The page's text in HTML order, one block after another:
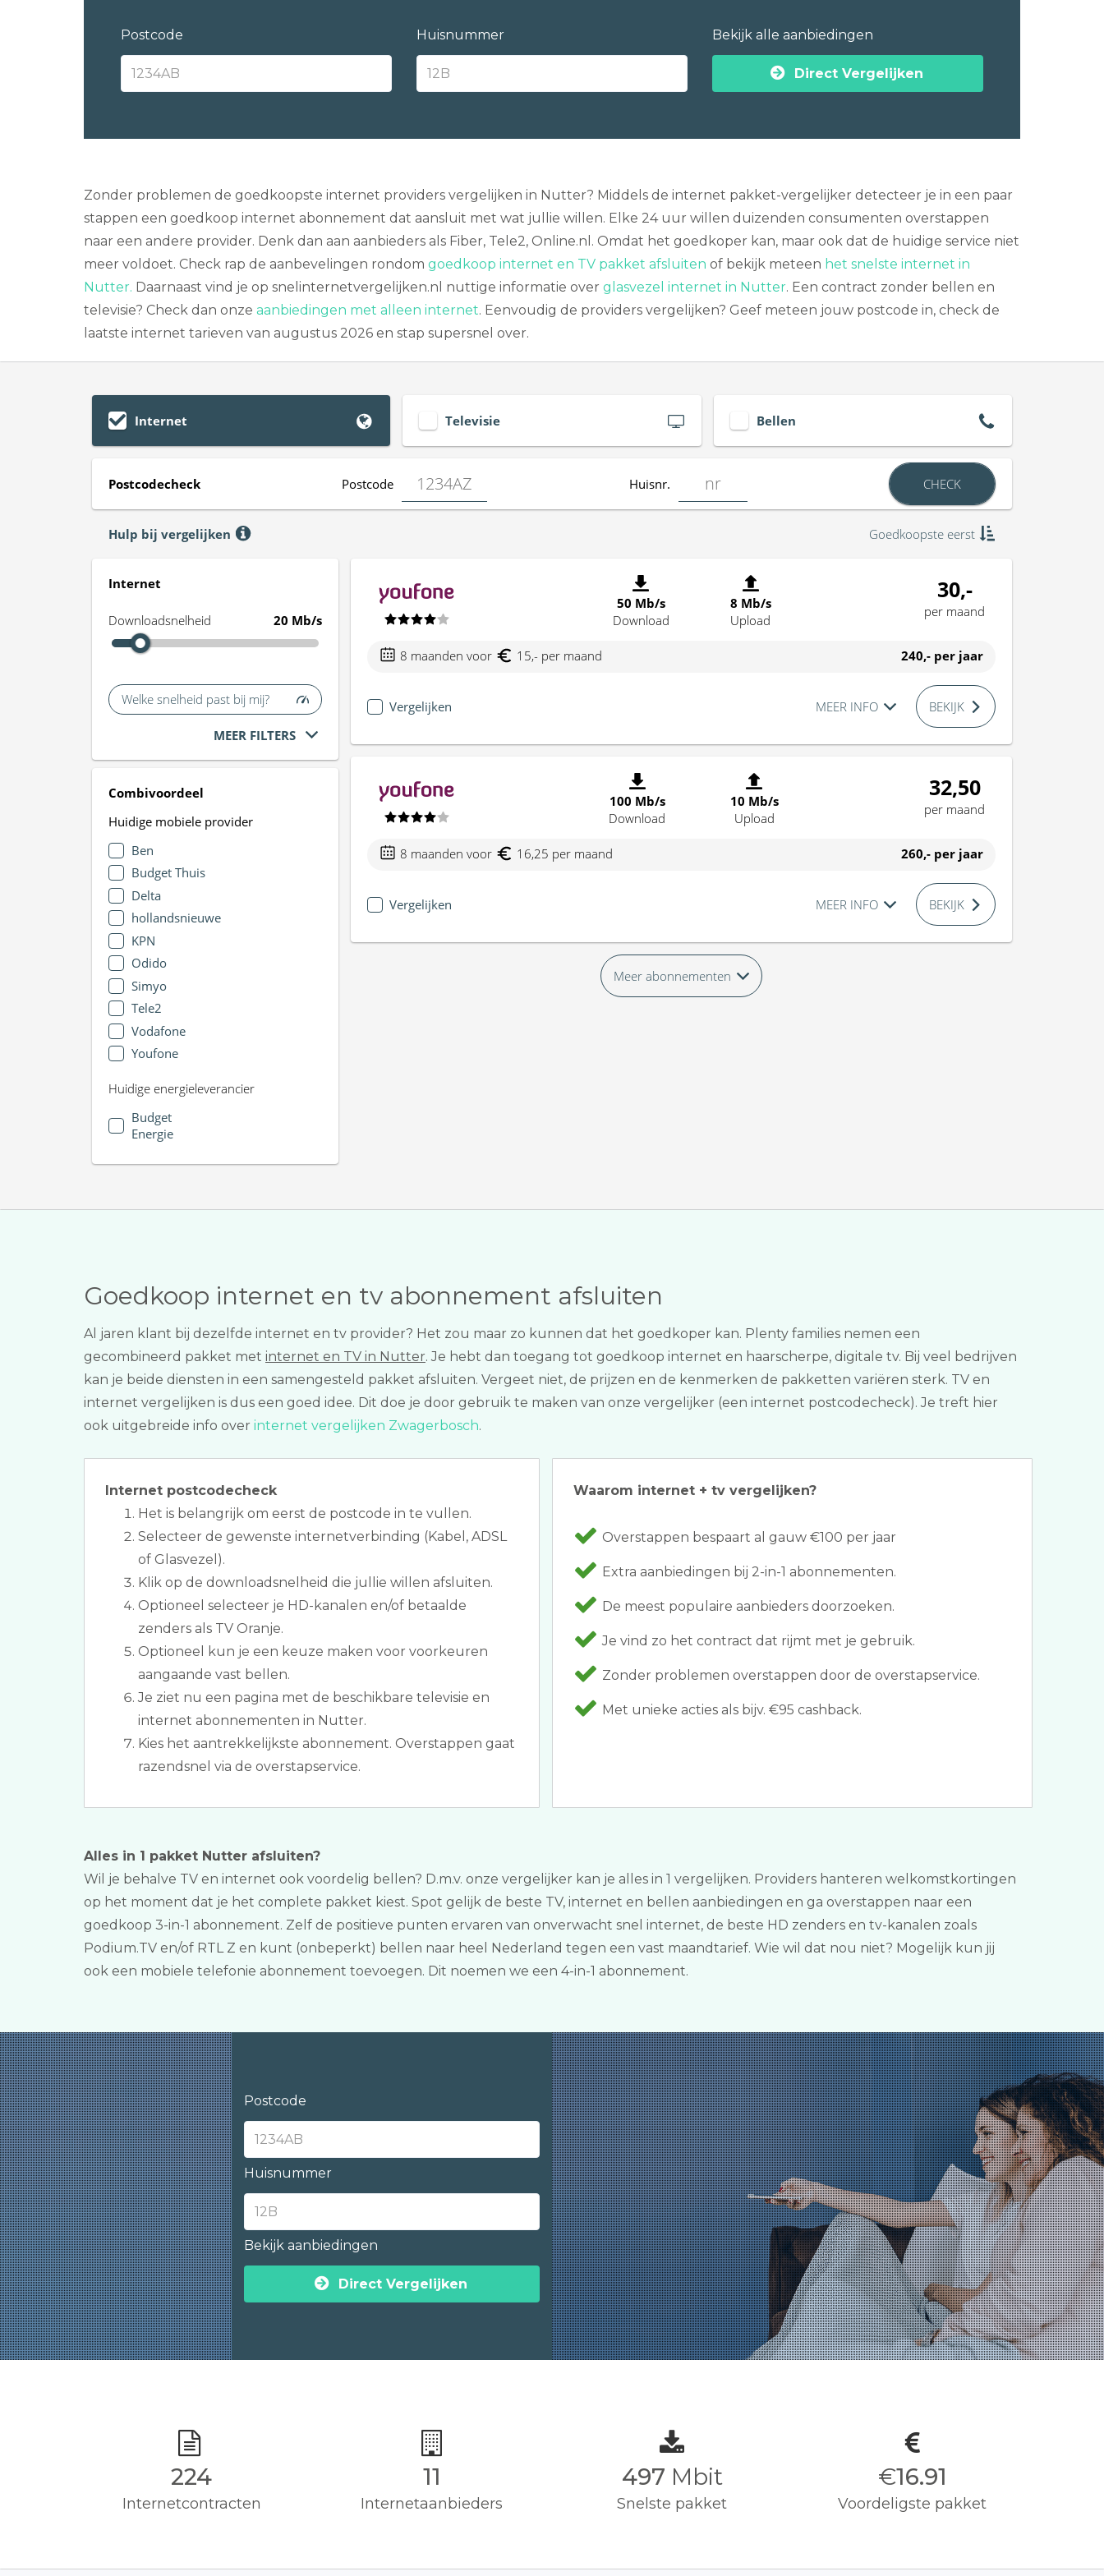
Postcode Huisnummer Bekijk alle aanbiedingen
Direct Vergelijken
Zonder problemen de goedkoopste internet providers vergelijken in Nutter? Middels de internet pakket-vergelijker detecteer je in een paar
stappen een goedkoop internet abonnement dat aansluit met wat jullie willen. Elke 24 uur willen duizenden consumenten overstappen
naar een andere provider. Denk dan aan aanbieders als Fiber, Tele2, Online.nl. Omdat het goedkoper kan, maar ook dat de huidige service niet
meer voldoet. Check rap de aanbevelingen rondom goedkoop internet en TV pakket afsluiten of bekijk meteen het snelste internet in
Nutter. Daarnaast vind je op snelinternetvergelijken.nl nuttige informatie over glasvezel internet in Nutter. Een contract zonder bellen en
televisie? Check dan onze aanbiedingen met alleen internet. Eenvoudig de providers vergelijken? Geef meteen jouw postcode in, check de
laatste internet tarieven van augustus 2026 en stap supersnel over.
Internet Televisie Bellen
Postcodecheck Postcode Huisnr. CHECK
Hulp bij vergelijken Goedkoopste eerst
Internet
Downloadsnelheid 20 Mb/s
Welke snelheid past bij mij?
MEER FILTERS
Combivoordeel
Huidige mobiele provider
Ben
Budget Thuis
Delta
hollandsnieuwe
KPN
Odido
Simyo
Tele2
Vodafone
Youfone
Huidige energieleverancier
Budget
Energie
50 Mb/s
Download
8 Mb/s
Upload
30,-
per maand
8 maanden voor 15,- per maand 240,- per jaar
Vergelijken MEER INFO BEKIJK
100 Mb/s
Download
10 Mb/s
Upload
32,50
per maand
8 maanden voor 16,25 per maand 260,- per jaar
Vergelijken MEER INFO BEKIJK
Meer abonnementen
Goedkoop internet en tv abonnement afsluiten
Al jaren klant bij dezelfde internet en tv provider? Het zou maar zo kunnen dat het goedkoper kan. Plenty families nemen een
gecombineerd pakket met internet en TV in Nutter. Je hebt dan toegang tot goedkoop internet en haarscherpe, digitale tv. Bij veel bedrijven
kan je beide diensten in een samengesteld pakket afsluiten. Vergeet niet, de prijzen en de kenmerken de pakketten variëren sterk. TV en
internet vergelijken is dus een goed idee. Dit doe je door gebruik te maken van onze vergelijker (een internet postcodecheck). Je treft hier
ook uitgebreide info over internet vergelijken Zwagerbosch.
Internet postcodecheck
Het is belangrijk om eerst de postcode in te vullen.
Selecteer de gewenste internetverbinding (Kabel, ADSL
of Glasvezel).
Klik op de downloadsnelheid die jullie willen afsluiten.
Optioneel selecteer je HD-kanalen en/of betaalde
zenders als TV Oranje.
Optioneel kun je een keuze maken voor voorkeuren
aangaande vast bellen.
Je ziet nu een pagina met de beschikbare televisie en
internet abonnementen in Nutter.
Kies het aantrekkelijkste abonnement. Overstappen gaat
razendsnel via de overstapservice.
Waarom internet + tv vergelijken?
Overstappen bespaart al gauw €100 per jaar
Extra aanbiedingen bij 2-in-1 abonnementen.
De meest populaire aanbieders doorzoeken.
Je vind zo het contract dat rijmt met je gebruik.
Zonder problemen overstappen door de overstapservice.
Met unieke acties als bijv. €95 cashback.
Alles in 1 pakket Nutter afsluiten?
Wil je behalve TV en internet ook voordelig bellen? D.m.v. onze vergelijker kan je alles in 1 vergelijken. Providers hanteren welkomstkortingen
op het moment dat je het complete pakket kiest. Spot gelijk de beste TV, internet en bellen aanbiedingen en ga overstappen naar een
goedkoop 3-in-1 abonnement. Zelf de positieve punten ervaren van onverwacht snel internet, de beste HD zenders en tv-kanalen zoals
Podium.TV en/of RTL Z en kunt (onbeperkt) bellen naar heel Nederland tegen een vast maandtarief. Wie wil dat nou niet? Mogelijk kun jij
ook een mobiele telefonie abonnement toevoegen. Dit noemen we een 4-in-1 abonnement.
Postcode
Huisnummer
Bekijk aanbiedingen
Direct Vergelijken
225
Internetcontracten
11
Internetaanbieders
500 Mbit
Snelste pakket
€17.00
Voordeligste pakket